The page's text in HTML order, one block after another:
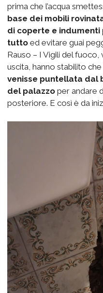
prima che l’acqua
base dei mobili
di coperte e indumenti
tutto ed evitare guai
Rauso – I Vigili del fuoco,
uscita, hanno stabilito che
venisse puntellata dal
del palazzo per andare
posteriore. E così è da